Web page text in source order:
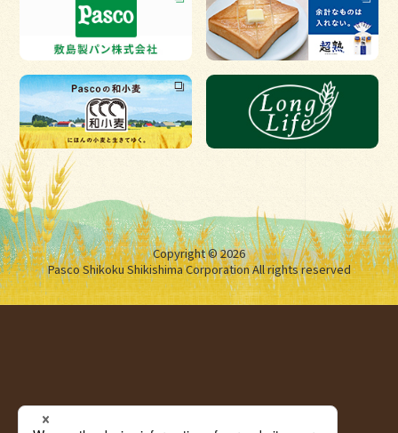
Copyright © 2026
Pasco Shikoku Shikishima Corporation All rights reserved